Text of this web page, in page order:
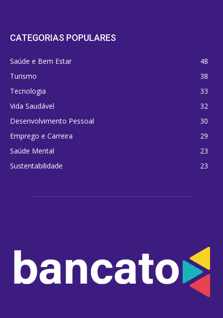
CATEGORIAS POPULARES
Saúde e Bem Estar
48
Turismo
38
Tecnologia
33
Vida Saudável
32
Desenvolvimento Pessoal
30
Emprego e Carreira
29
Saúde Mental
23
Sustentabilidade
23